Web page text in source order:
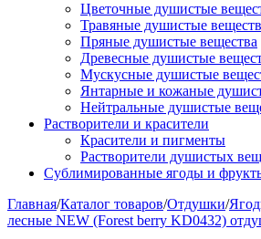
Цветочные душистые
Травяные душистые
Пряные душистые вещества
Древесные душистые
Мускусные душистые
Янтарные и кожаные
Нейтральные душистые
Растворители и красители
Красители и пигменты
Растворители душистых
Сублимированные ягоды и
Главная/Каталог товаров/Отдушки/
лесные NEW (Forest berry KD0432)